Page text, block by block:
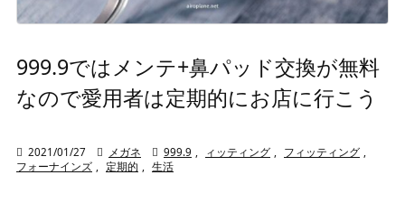
999.9ではメンテ+鼻パッド交換が無料
なので愛用者は定期的にお店に行こう
 2021/01/27  メガネ  999.9 ィッティング フィッティング
フォーナインズ
定期的 生活